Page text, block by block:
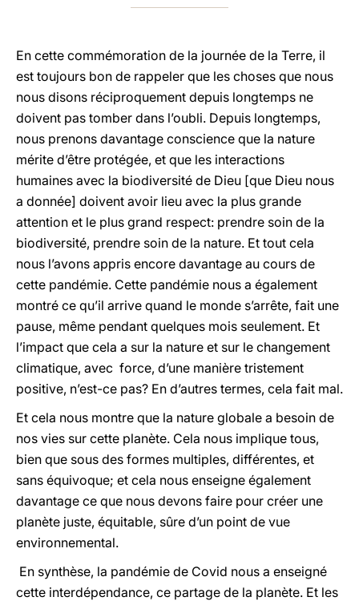
En cette commémoration de la journée de la Terre, il
est toujours bon de rappeler que les choses que nous
nous disons réciproquement depuis longtemps ne
doivent pas tomber dans l’oubli. Depuis longtemps,
nous prenons davantage conscience que la nature
mérite d’être protégée, et que les interactions
humaines avec la biodiversité de Dieu [que Dieu nous
a donnée] doivent avoir lieu avec la plus grande
attention et le plus grand respect: prendre soin de la
biodiversité, prendre soin de la nature. Et tout cela
nous l’avons appris encore davantage au cours de
cette pandémie. Cette pandémie nous a également
montré ce qu’il arrive quand le monde s’arrête, fait une
pause, même pendant quelques mois seulement. Et
l’impact que cela a sur la nature et sur le changement
climatique, avec force, d’une manière tristement
positive, n’est-ce pas? En d’autres termes, cela fait mal.
Et cela nous montre que la nature globale a besoin de
nos vies sur cette planète. Cela nous implique tous,
bien que sous des formes multiples, différentes, et
sans équivoque; et cela nous enseigne également
davantage ce que nous devons faire pour créer une
planète juste, équitable, sûre d’un point de vue
environnemental.
En synthèse, la pandémie de Covid nous a enseigné
cette interdépendance, ce partage de la planète. Et les